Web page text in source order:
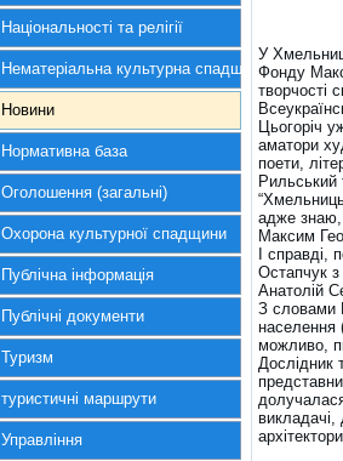
Національності та релігії
Нематеріальна культурна спадщина
Новини
Нормативна база
Оголошення (загальні)
Охорона культурної спадщини
Публічна інформація
Публічні документи
Туризм
туристичні маршрути
Управління
У
Фонду
творчості
Цьогоріч
аматори
поети,
Рильський
адже знаю,
Максим
І
Остапчук
Анатолій
З словами
населення
можливо,
Дослідник